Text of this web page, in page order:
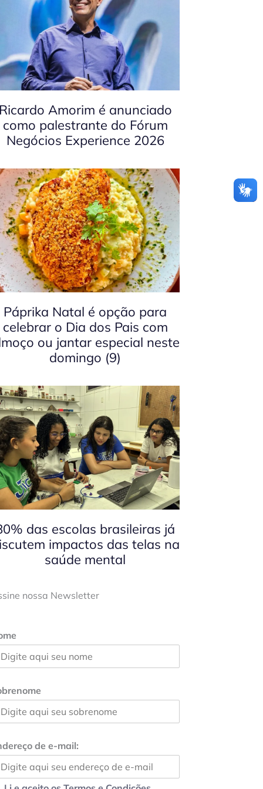
Amorim é anunciado
como palestrante do Fórum
Negócios Experience 2026
Páprika Natal é opção para
celebrar o Dia dos Pais com
ou jantar especial neste
domingo (9)
das escolas brasileiras já
impactos das telas na
saúde mental
nossa Newsletter
de e-mail: